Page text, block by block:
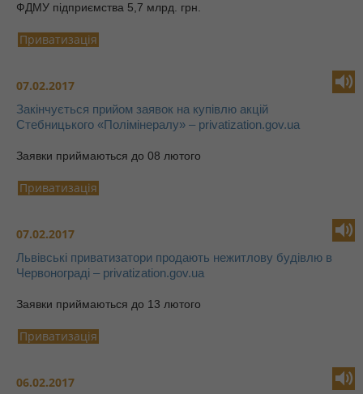
ФДМУ підприємства 5,7 млрд. грн.
Приватизація
07.02.2017
Закінчується прийом заявок на купівлю акцій
Стебницького «Полімінералу» – privatization.gov.ua
Заявки приймаються до 08 лютого
Приватизація
07.02.2017
Львівські приватизатори продають нежитлову будівлю в
Червонограді – privatization.gov.ua
Заявки приймаються до 13 лютого
Приватизація
06.02.2017